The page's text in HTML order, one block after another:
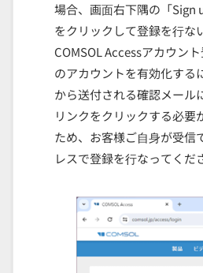
場合、画⾯右下隅の「Sign
をクリックして登録を⾏な
COMSOL Accessアカウン
のアカウントを有効化する
から送付される確認メール
リンクをクリックする必要
ため、お客様ご⾃⾝が受信
レスで登録を⾏なってくだ